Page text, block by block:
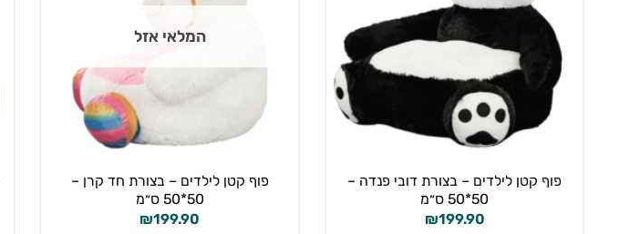
פוף קטן לילדים – בצורת דובי פנדה –
50*50 ס״מ
₪199.90
המלאי אזל
פוף קטן לילדים – בצורת חד קרן –
50*50 ס״מ
₪199.90